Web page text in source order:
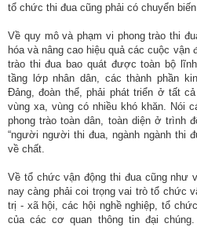
tổ chức thi đua cũng phải có chuyển
Về quy mô và phạm vi phong trào thi
hóa và nâng cao hiệu quả các cuộc vận
trào thi đua bao quát được toàn bộ
tầng lớp nhân dân, các thành phần
Đảng, đoàn thể, phải phát triển ở tất
vùng xa, vùng có nhiều khó khăn. Nói
phong trào toàn dân, toàn diện ở trình
“người người thi đua, ngành ngành thi
về chất.
Về tổ chức vận động thi đua cũng như
nay càng phải coi trọng vai trò tổ chức
trị - xã hội, các hội nghề nghiệp, tổ
của các cơ quan thông tin đại